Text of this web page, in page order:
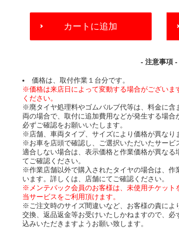
ADD
CART
カートに追加
- 注意事項 -
価格は、取付作業１台分です。
※価格は来店日によって変動する場合がございま
ください。
※廃タイヤ処理料やゴムバルブ代等は、料金に含
両の場合で、取付に追加費用などが発生する場
必ずご確認をお願いいたします。
※店舗、車両タイプ、サイズにより価格が異なり
※お車を店頭で確認し、ご選択いただいたサービ
適合しない場合は、表示価格と作業価格が異な
てご確認ください。
※作業店舗以外で購入されたタイヤの場合は、作
います。詳しくは、店舗にてご確認ください。
※メンテパック会員のお客様は、未使用チケット
当サービスをご利用頂けます。
※ご注文時のサイズ間違いなど、お客様の責によ
交換、返品返金等お受けいたしかねますので、
込みいただきますようお願い致します。